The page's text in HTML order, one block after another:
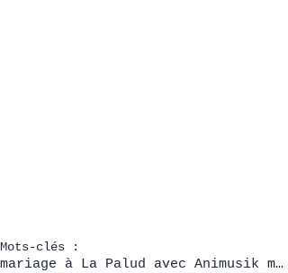
Mots-clés :
mariage à La Palud avec Animusik mai 2022